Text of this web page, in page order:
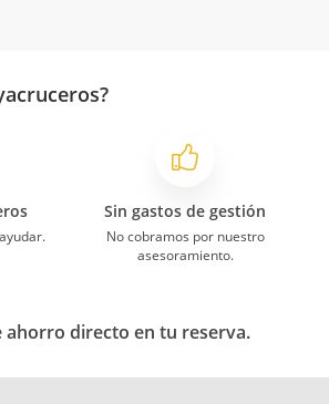
Sin gastos de gestión
No cobramos por nuestro
asesoramiento.
ahorro directo en tu reserva.